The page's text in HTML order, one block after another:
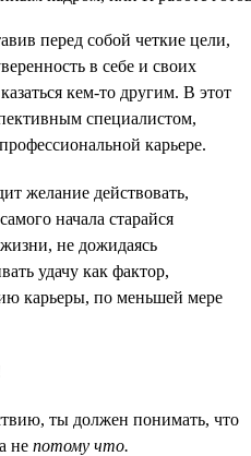
перед собой четкие цели,
в себе и своих
кем-то другим. В этот
специалистом,
карьере.
желание действовать,
начала старайся
не дожидаясь
удачу как фактор,
карьеры, по меньшей мере
ты должен понимать, что
а не потому что.